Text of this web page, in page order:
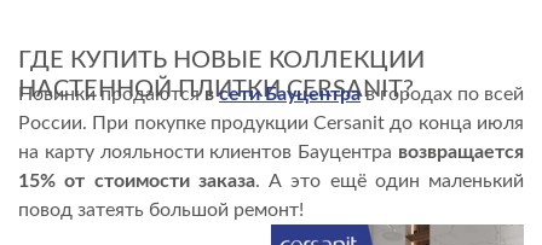
ГДЕ КУПИТЬ НОВЫЕ КОЛЛЕКЦИИ
НАСТЕННОЙ ПЛИТКИ CERSANIT?
Новинки продаютсявсети Бауцентрав городах по всей
России. При покупке продукции Cersanit до конца июля
на карту лояльности клиентов Бауцентра возвращается
15% от стоимости заказа. А это ещё один маленький
повод затеять большой ремонт!